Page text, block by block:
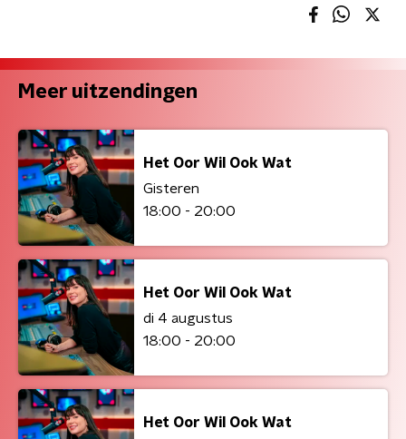
Meer uitzendingen
Het Oor Wil Ook Wat
Gisteren
18:00 - 20:00
Het Oor Wil Ook Wat
di 4 augustus
18:00 - 20:00
Het Oor Wil Ook Wat